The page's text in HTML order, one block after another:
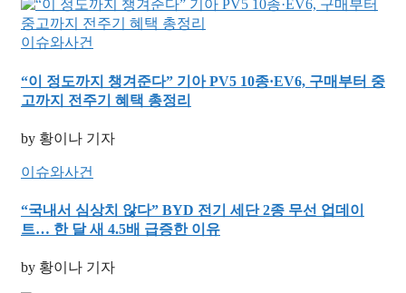
이슈와사건
“이 정도까지 챙겨준다” 기아 PV5 10종·EV6, 구매부터 중
고까지 전주기 혜택 총정리
by 황이나 기자
이슈와사건
“국내서 심상치 않다” BYD 전기 세단 2종 무선 업데이
트… 한 달 새 4.5배 급증한 이유
by 황이나 기자